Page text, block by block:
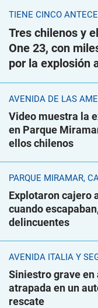
TIENE CINCO
Tres chilenos y
One 23, con
por la explosión
AVENIDA DE LAS
Video muestra la
en Parque
ellos chilenos
PARQUE MIRAMAR,
Explotaron cajero
cuando
delincuentes
AVENIDA ITALIA Y
Siniestro grave en
atrapada en un
rescate